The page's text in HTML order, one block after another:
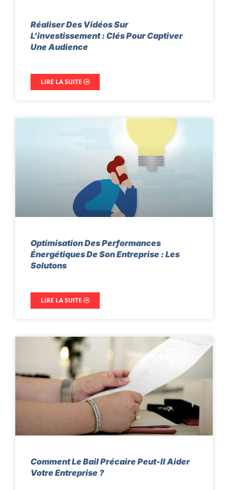
Réaliser Des Vidéos Sur
L’investissement : Clés Pour Captiver
Une Audience
LIRE LA SUITE
Optimisation Des Performances
Énergétiques De Son Entreprise : Les
Solutons
LIRE LA SUITE
Comment Le Bail Précaire Peut-Il Aider
Votre Entreprise ?